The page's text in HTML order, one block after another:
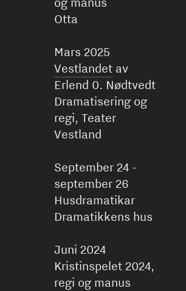
Otta
Mars 2025
Vestlandetav
Erlend 0. Nødtvedt
Dramatisering og
regi, Teater
Vestland
September 24 -
september 26
Husdramatikar
Dramatikkens hus
Juni 2024
Kristinspelet 2024,
regi og manus